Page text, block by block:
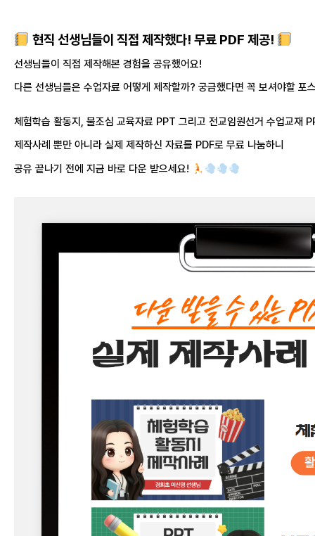
현직 선생님들이 직접 제작했다! 무료 PDF 제공!
선생님들이 직접 제작해본 경험을 공유했어요!
다른 선생님들은 수업자료 어떻게 제작할까? 궁금했다면 꼭 보셔야할 포
체험학습 활동지, 불조심 교육자료 PPT 그리고 전교임원선거 수업교재
제작사례 뿐만 아니라 실제 제작하신 자료를 PDF로 무료 나눔하니
공유 끝나기 전에 지금 바로 다운 받으세요!